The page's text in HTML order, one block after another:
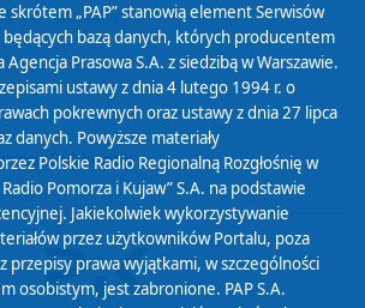
osobowych
Publicznej
skrótem „PAP” stanowią element Serwisów
bazą danych, których producentem
Agencja Prasowa S.A. z siedzibą w Warszawie.
ustawy z dnia 4 lutego 1994 r. o
pokrewnych oraz ustawy z dnia 27 lipca
danych. Powyższe materiały
Polskie Radio Regionalną Rozgłośnię w
Pomorza i Kujaw” S.A. na podstawie
Jakiekolwiek wykorzystywanie
przez użytkowników Portalu, poza
przepisy prawa wyjątkami, w szczególności
osobistym, jest zabronione. PAP S.A.